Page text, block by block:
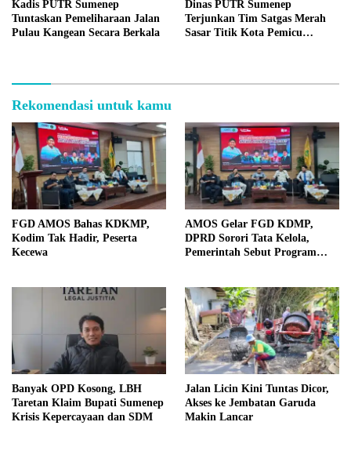
Kadis PUTR Sumenep
Tuntaskan Pemeliharaan Jalan
Pulau Kangean Secara Berkala
Dinas PUTR Sumenep
Terjunkan Tim Satgas Merah
Sasar Titik Kota Pemicu
Rekomendasi untuk kamu
FGD AMOS Bahas KDKMP,
Kodim Tak Hadir, Peserta
Kecewa
AMOS Gelar FGD KDMP,
DPRD Sorori Tata Kelola,
Pemerintah Sebut Program
Banyak OPD Kosong, LBH
Taretan Klaim Bupati Sumenep
Krisis Kepercayaan dan SDM
Jalan Licin Kini Tuntas Dicor,
Akses ke Jembatan Garuda
Makin Lancar